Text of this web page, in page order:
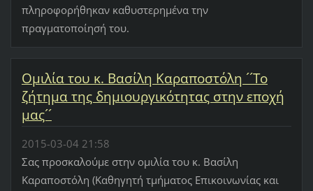
πληροφορήθηκαν καθυστερημένα την
πραγματοποίησή του.
Ομιλία του κ. Βασίλη Καραποστόλη ´´Το
ζήτημα της δημιουργικότητας στην εποχή
μας´´
2015-03-04 21:58
Σας προσκαλούμε στην ομιλία του κ. Βασίλη
Καραποστόλη (Καθηγητή τμήματος Επικοινωνίας και